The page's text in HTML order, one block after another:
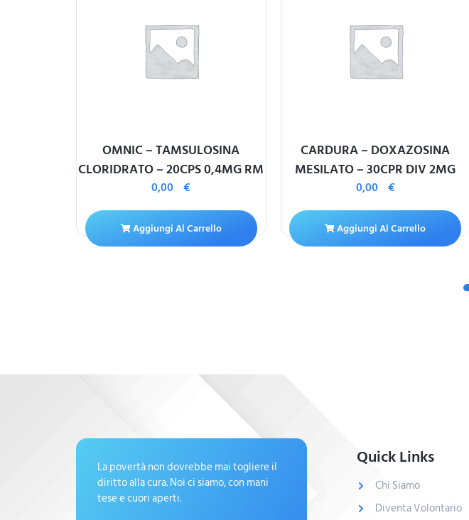
OMNIC – TAMSULOSINA
CLORIDRATO – 20CPS 0,4MG RM
0,00€
Aggiungi Al Carrello
CARDURA – DOXAZOSINA
MESILATO – 30CPR DIV 2MG
0,00 €
Aggiungi Al Carrello
La povertà non dovrebbe mai togliere il
diritto alla cura. Noi ci siamo, con mani
tese e cuori aperti.
Quick Links
Chi Siamo
Diventa Volontario